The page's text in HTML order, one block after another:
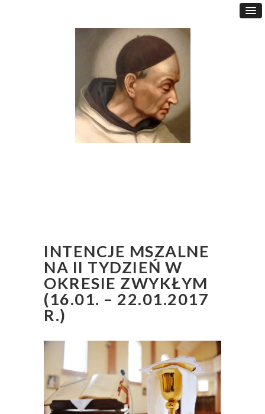
INTENCJE MSZALNE
NA II TYDZIEŃ W
OKRESIE ZWYKŁYM
(16.01. – 22.01.2017
R.)